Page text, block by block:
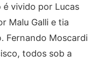
vivido por Lucas
Malu Galli e tia
Fernando Moscardi
todos sob a